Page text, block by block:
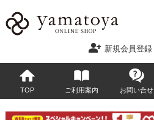
person_add 新規会員登録
TOP ご利用案内 お問い合せ